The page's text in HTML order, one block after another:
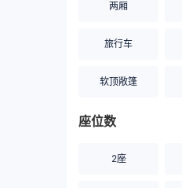
两厢
旅行车
软顶敞篷
座位数
2座